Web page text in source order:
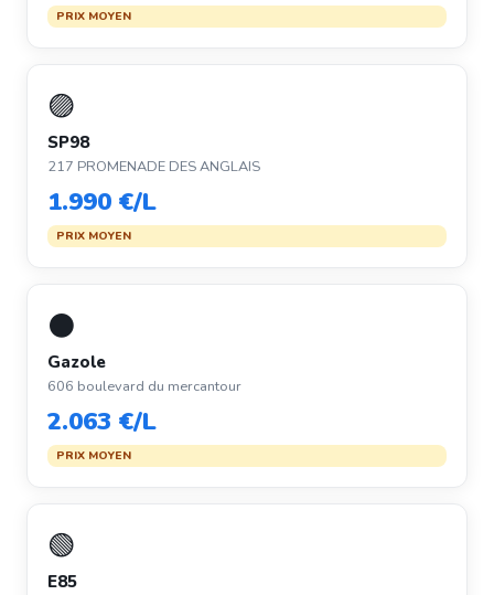
PRIX MOYEN
🟣
SP98
217 PROMENADE DES ANGLAIS
1.990 €/L
PRIX MOYEN
⚫
Gazole
606 boulevard du mercantour
2.063 €/L
PRIX MOYEN
🟢
E85